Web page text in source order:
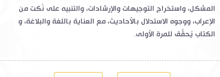
المشكل، واستخراج التوجيهات والإرشادات، والتنبيه على نُكت من
الإعراب، ووجوه الاستدلال بالأحاديث، مع العناية باللغة والبلاغة، و
الكتاب يُحقَّق للمرة الأولى.